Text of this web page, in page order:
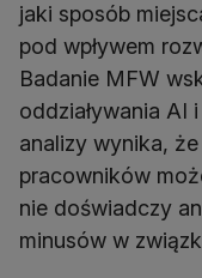
jaki sposób
pod wpływem
Badanie MFW
oddziaływania AI
analizy wynika,
pracowników
nie doświadczy
minusów w